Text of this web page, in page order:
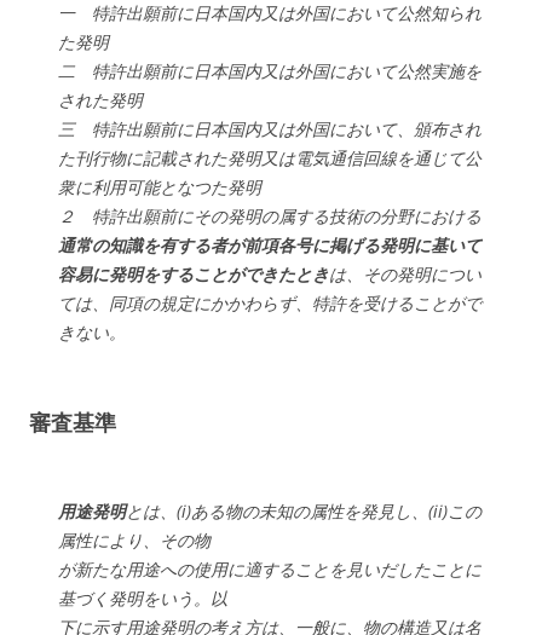
一 特許出願前に日本国内又は外国において公然知られ
た発明
二 特許出願前に日本国内又は外国において公然実施を
された発明
三 特許出願前に日本国内又は外国において、頒布され
た刊行物に記載された発明又は電気通信回線を通じて公
衆に利用可能となつた発明
２ 特許出願前にその発明の属する技術の分野における
通常の知識を有する者が前項各号に掲げる発明に基いて
容易に発明をすることができたときは、その発明につい
ては、同項の規定にかかわらず、特許を受けることがで
きない。
審査基準
用途発明とは、(i)ある物の未知の属性を発見し、(ii)この
属性により、その物
が新たな用途への使用に適することを見いだしたことに
基づく発明をいう。以
下に示す用途発明の考え方は、一般に、物の構造又は名